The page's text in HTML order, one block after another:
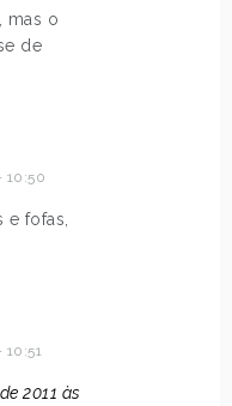
mas o
de
10:50
e fofas,
10:51
2011 às